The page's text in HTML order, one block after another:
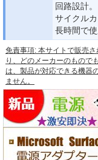
回路設計。
サイクル
長時間で使
免責事項: 本サイトで販売
り、どのメーカーのもので
は、製品が対応できる機器
ません。